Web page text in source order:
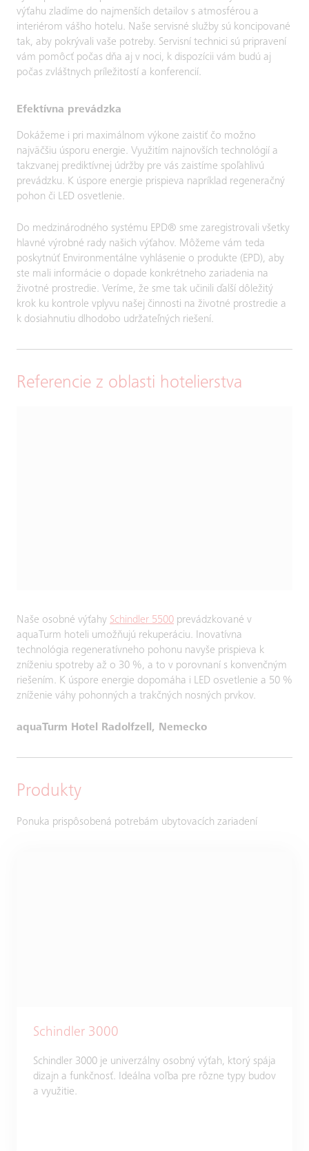
výťahu zladíme do najmenších detailov s atmosférou a
interiérom vášho hotelu. Naše servisné služby sú koncipované
tak, aby pokrývali vaše potreby. Servisní technici sú pripravení
vám pomôcť počas dňa aj v noci, k dispozícii vám budú aj
počas zvláštnych príležitostí a konferencií.
Efektívna prevádzka
Dokážeme i pri maximálnom výkone zaistiť čo možno
najväčšiu úsporu energie. Využitím najnovších technológií a
takzvanej prediktívnej údržby pre vás zaistíme spoľahlivú
prevádzku. K úspore energie prispieva napríklad regeneračný
pohon či LED osvetlenie.
Do medzinárodného systému EPD® sme zaregistrovali všetky
hlavné výrobné rady našich výťahov. Môžeme vám teda
poskytnúť Environmentálne vyhlásenie o produkte (EPD), aby
ste mali informácie o dopade konkrétneho zariadenia na
životné prostredie. Veríme, že sme tak učinili ďalší dôležitý
krok ku kontrole vplyvu našej činnosti na životné prostredie a
k dosiahnutiu dlhodobo udržateľných riešení.
Referencie z oblasti hotelierstva
Naše osobné výťahy Schindler 5500 prevádzkované v
aquaTurm hoteli umožňujú rekuperáciu. Inovatívna
technológia regeneratívneho pohonu navyše prispieva k
zníženiu spotreby až o 30 %, a to v porovnaní s konvenčným
riešením. K úspore energie dopomáha i LED osvetlenie a 50 %
zníženie váhy pohonných a trakčných nosných prvkov.
aquaTurm Hotel Radolfzell, Nemecko
Produkty
Ponuka prispôsobená potrebám ubytovacích zariadení
Schindler 3000
Schindler 3000 je univerzálny osobný výťah, ktorý spája
dizajn a funkčnosť. Ideálna voľba pre rôzne typy budov
a využitie.